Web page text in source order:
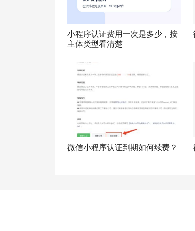
小程序认证费用一次是多少，按
主体类型看清楚
微信小程序认证到期如何续费？